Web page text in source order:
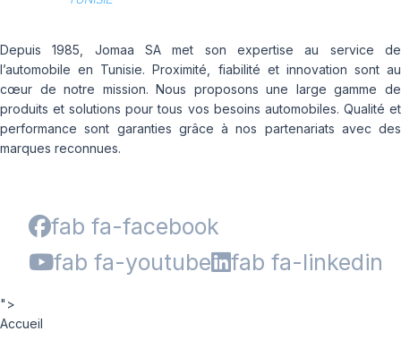
Depuis 1985, Jomaa SA met son expertise au service de
l’automobile en Tunisie. Proximité, fiabilité et innovation sont au
cœur de notre mission. Nous proposons une large gamme de
produits et solutions pour tous vos besoins automobiles. Qualité et
performance sont garanties grâce à nos partenariats avec des
marques reconnues.
fab fa-facebook
fab fa-youtube
fab fa-linkedin
">
Accueil